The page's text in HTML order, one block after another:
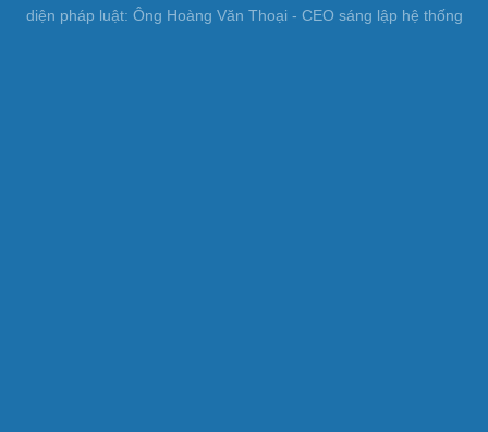
diện pháp luật: Ông Hoàng Văn Thoại - CEO sáng lập hệ thống